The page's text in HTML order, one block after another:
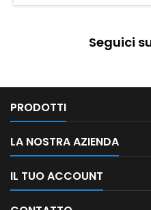
Seguici
PRODOTTI
LA NOSTRA AZIENDA
IL TUO ACCOUNT